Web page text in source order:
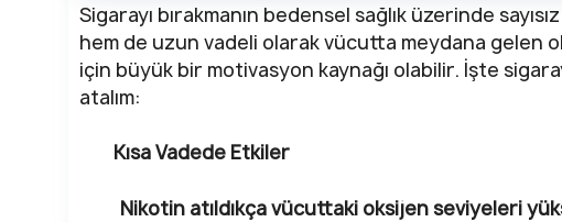
Sigarayı bırakmanın bedensel sağlık üzerinde
hem de uzun vadeli olarak vücutta meydana gelen
için büyük bir motivasyon kaynağı olabilir. İşte
atalım:
Kısa Vadede Etkiler
Nikotin atıldıkça vücuttaki oksijen seviyeleri